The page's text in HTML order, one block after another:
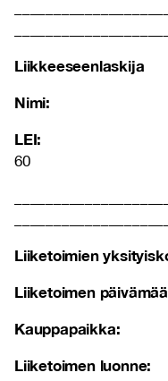
Liikkeeseenlaskija
Nimi:
LEI:
60
Liiketoimien
Liiketoimen
Kauppapaikka:
Liiketoimen luonne: